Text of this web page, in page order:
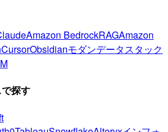
Amazon BedrockRAGAmazon
CursorObsidianモダンデータスタック
探す